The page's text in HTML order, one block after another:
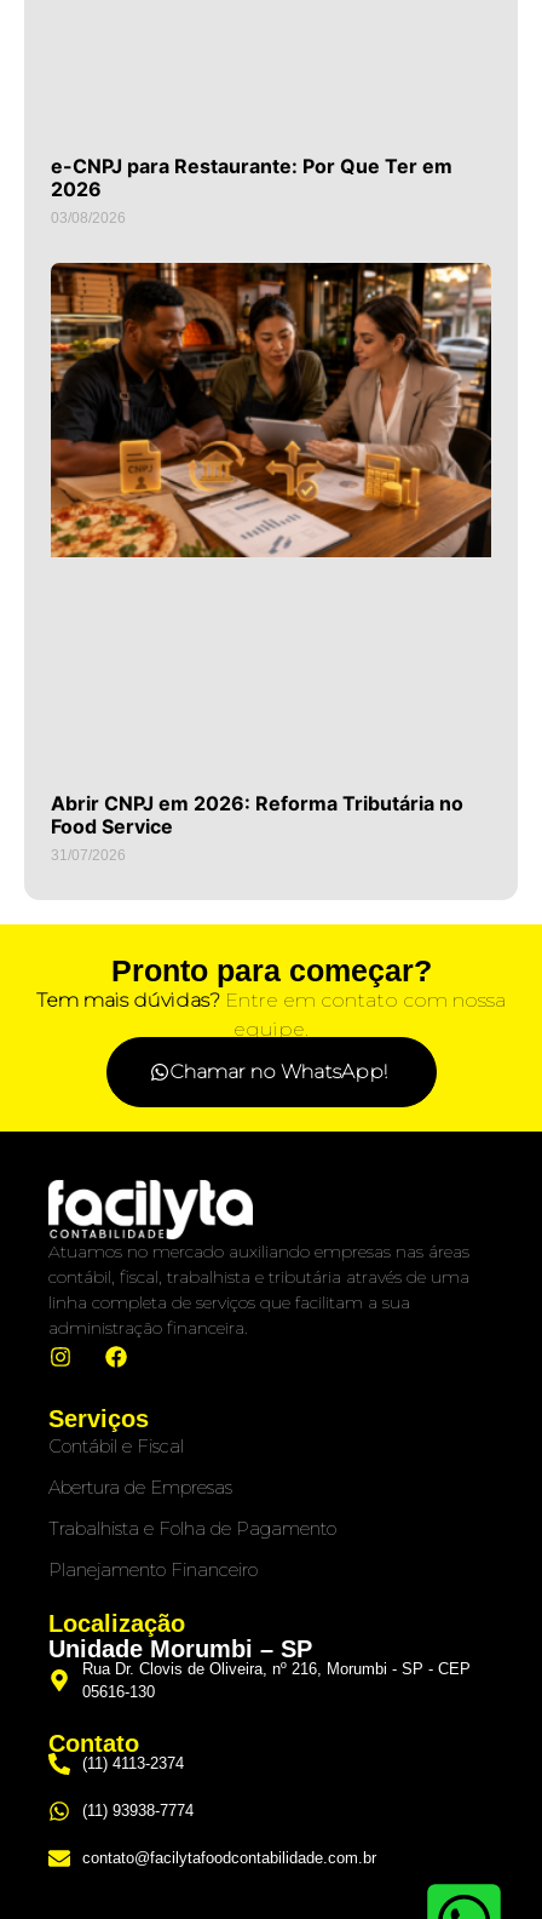
e-CNPJ para Restaurante: Por Que Ter em
2026
03/08/2026
Abrir CNPJ em 2026: Reforma Tributária no
Food Service
31/07/2026
Pronto para começar?
Tem mais dúvidas? Entre em contato com nossa
equipe.
Chamar no WhatsApp!
Atuamos no mercado auxiliando empresas nas áreas
contábil, fiscal, trabalhista e tributária através de uma
linha completa de serviços que facilitam a sua
administração financeira.
Serviços
Contábil e Fiscal
Abertura de Empresas
Trabalhista e Folha de Pagamento
Planejamento Financeiro
Localização
Unidade Morumbi – SP
Rua Dr. Clovis de Oliveira, nº 216, Morumbi - SP - CEP
05616-130
Contato
(11) 4113-2374
(11) 93938-7774
contato@facilytafoodcontabilidade.com.br